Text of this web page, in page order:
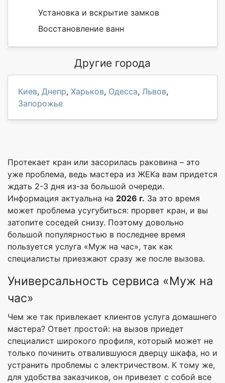
Установка и вскрытие замков
Восстановление ванн
Другие города
Киев, Днепр, Харьков, Одесса, Львов,
Запорожье
Протекает кран или засорилась раковина – это
уже проблема, ведь мастера из ЖЕКа вам придется
ждать 2-3 дня из-за большой очереди.
Информация актуальна на 2026 г. За это время
может проблема усугубиться: прорвет кран, и вы
затопите соседей снизу. Поэтому довольно
большой популярностью в последнее время
пользуется услуга «Муж на час», так как
специалисты приезжают сразу же после вызова.
Универсальность сервиса «Муж на
час»
Чем же так привлекает клиентов услуга домашнего
мастера? Ответ простой: на вызов приедет
специалист широкого профиля, который может не
только починить отвалившуюся дверцу шкафа, но и
устранить проблемы с электричеством. К тому же,
для удобства заказчиков, он привезет с собой все